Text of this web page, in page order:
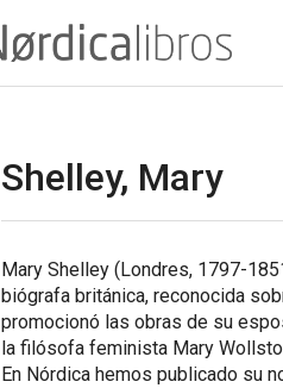
Shelley, Mary
Mary Shelley (Londres, 1797-
biógrafa británica, reconocida
promocionó las obras de su
la filósofa feminista Mary
En Nórdica hemos publicado su